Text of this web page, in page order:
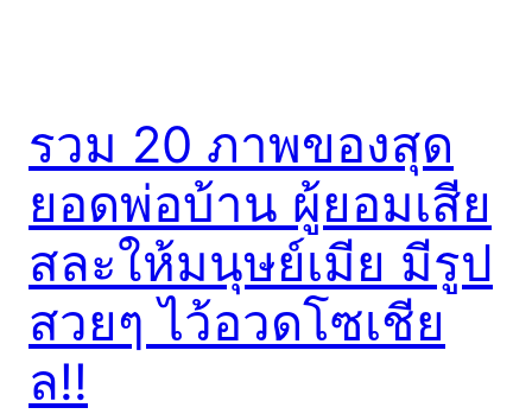
รวม 20 ภาพของสุด
ยอดพ่อบ้าน ผู้ยอมเสีย
สละให้มนุษย์เมีย มีรูป
สวยๆ ไว้อวดโซเชีย
ล!!